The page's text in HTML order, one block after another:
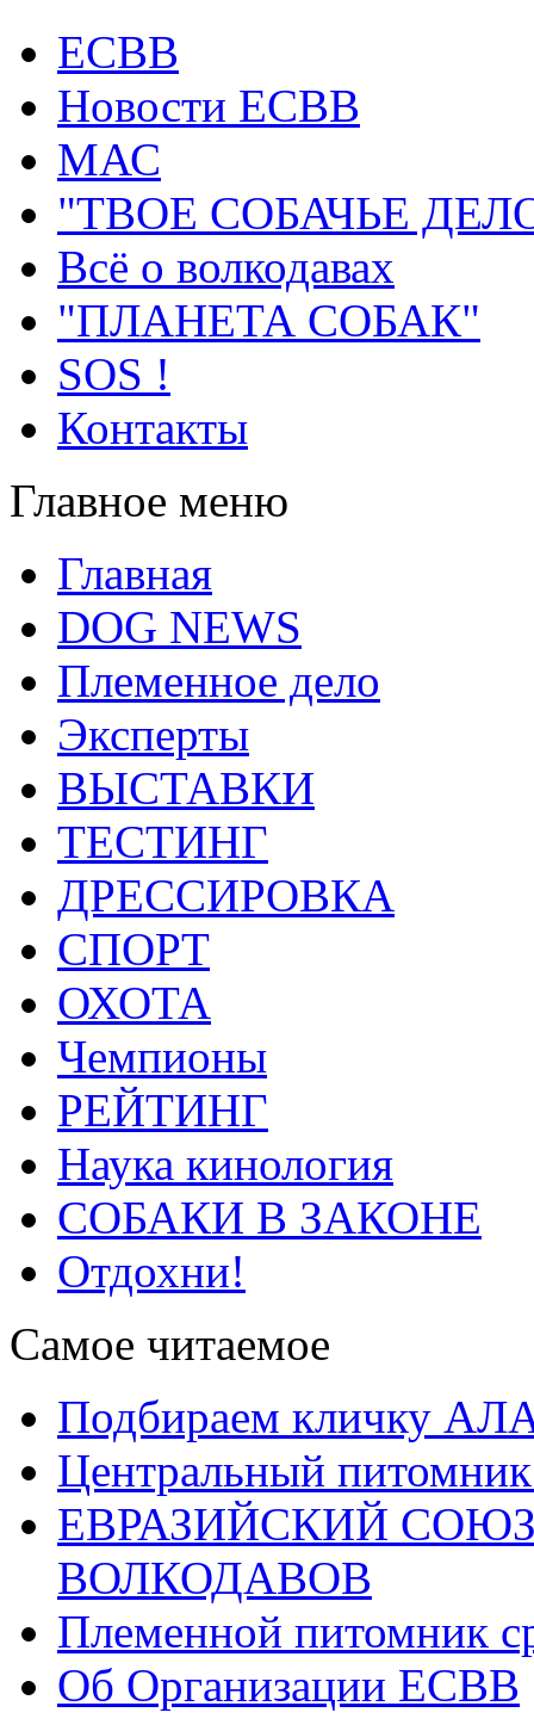
ECВB
Новости ЕСВВ
МАС
"ТВОЕ СОБАЧЬЕ
Всё о волкодавах
"ПЛАНЕТА СОБАК"
SOS !
Контакты
Главное меню
Главная
DOG NEWS
Племенное дело
Эксперты
ВЫСТАВКИ
ТЕСТИНГ
ДРЕССИРОВКА
СПОРТ
ОХОТА
Чемпионы
РЕЙТИНГ
Наука кинология
СОБАКИ В ЗАКОНЕ
Отдохни!
Самое читаемое
Подбираем кличку
Центральный
ЕВРАЗИЙСКИЙ
ВОЛКОДАВОВ
Племенной питомник
Об Организации ЕСВВ